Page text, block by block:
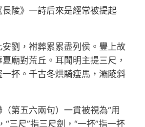
長陵》一詩后來是經常被提起
安劉，祔葬累累盡列侯。豐上故
廟對荒丘。耳聞明主提三尺，
一抔。千古冬烘騎瘦馬，灞陵斜
第五六兩句）一貫被視為“用
“三尺”指三尺劍，“一抔”指一抔